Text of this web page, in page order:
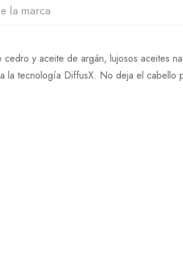
la marca
y aceite de argán, lujosos aceites
la tecnología DiffusX. No deja el cabello